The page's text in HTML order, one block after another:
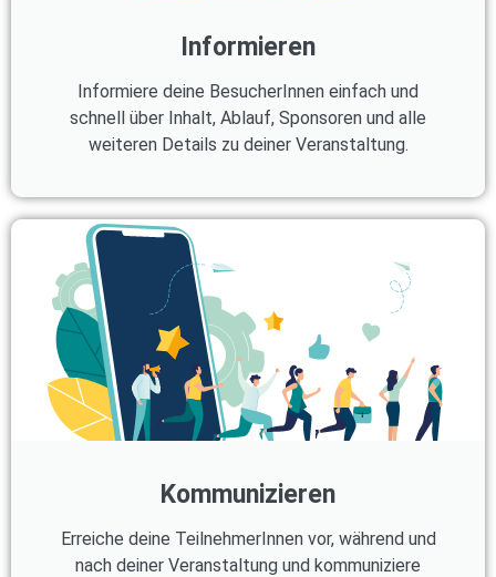
Informieren
Informiere deine BesucherInnen einfach und
schnell über Inhalt, Ablauf, Sponsoren und alle
weiteren Details zu deiner Veranstaltung.
Kommunizieren
Erreiche deine TeilnehmerInnen vor, während und
nach deiner Veranstaltung und kommuniziere